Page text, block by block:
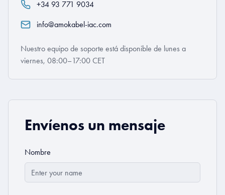
+34 93 771 9034
info@amokabel-iac.com
Nuestro equipo de soporte está disponible de lunes a
viernes, 08:00–17:00 CET
Envíenos un mensaje
Nombre